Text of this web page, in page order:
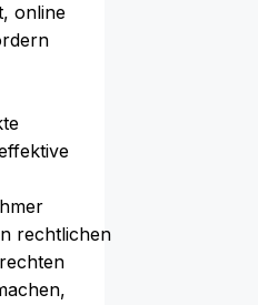
online
rechtlichen